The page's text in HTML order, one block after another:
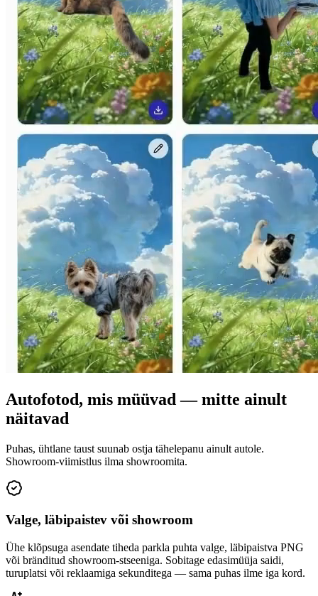
Autofotod, mis müüvad — mitte ainult
näitavad
Puhas, ühtlane taust suunab ostja tähelepanu ainult autole.
Showroom-viimistlus ilma showroomita.
Valge, läbipaistev või showroom
Ühe klõpsuga asendate tiheda parkla puhta valge, läbipaistva PNG
või bränditud showroom-stseeniga. Sobitage edasimüüja saidi,
turuplatsi või reklaamiga sekunditega — sama puhas ilme iga kord.